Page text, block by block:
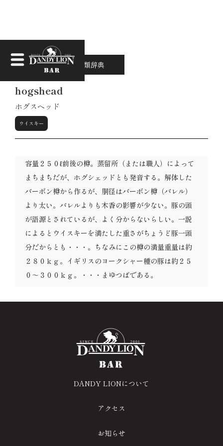
なんちゃって酒類辞典
hogshead
ホグスヘッド
ウイスキー
容量２５０ℓ前後の樽。蒸留所（または職人）によって
まちまちだが、ホグシェッドとも発音する。解体した
バーボン樽から作るが、胴径はバーボン樽（バレル）
より太い。バレルよりも木香の影響が少ない。豚の頭
が語源とされているが、よく分からないらしい。一説
によるとウイスキーを満たした重さがちょうど豚一頭
分だからとも・・・。ちなみにこの樽の満量重量は約
２８０ｋｇ。イギリスのヨークシャー種の豚は約２５
０～３００ｋｇ。・・・まゆつばである。
DANDY LIONについて
アクセス
お知らせ